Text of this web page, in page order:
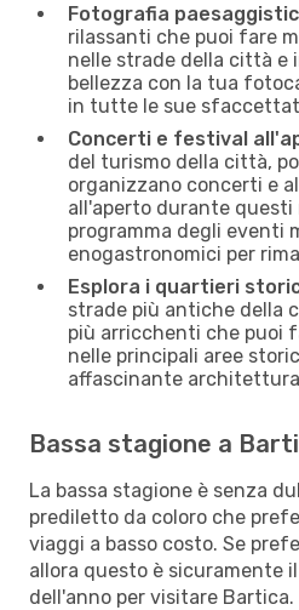
Fotografia
rilassanti che puoi fare
nelle strade della città e
bellezza con la tua
in tutte le sue
Concerti e festival
del turismo della città,
organizzano concerti e
all'aperto durante questi
programma degli eventi
enogastronomici per
Esplora i quartieri
strade più antiche della
più arricchenti che puoi
nelle principali aree
affascinante
Bassa stagione a
La bassa stagione è senza
prediletto da coloro che
viaggi a basso costo. Se
allora questo è sicuramente
dell'anno per visitare Bartica.